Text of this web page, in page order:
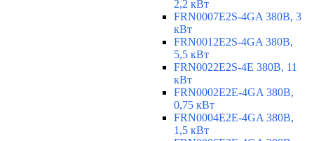
2,2 кВт
FRN0007E2S-4GA 380В, 3
кВт
FRN0012E2S-4GA 380В,
5,5 кВт
FRN0022E2S-4E 380В, 11
кВт
FRN0002E2E-4GA 380В,
0,75 кВт
FRN0004E2E-4GA 380В,
1,5 кВт